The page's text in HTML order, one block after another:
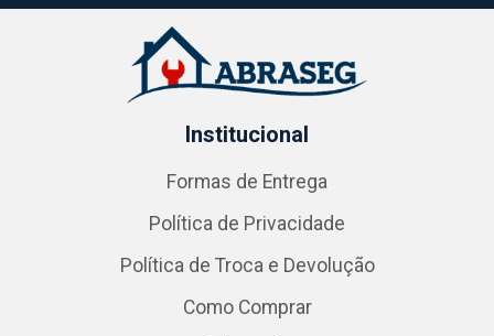
Institucional
Formas de Entrega
Política de Privacidade
Política de Troca e Devolução
Como Comprar